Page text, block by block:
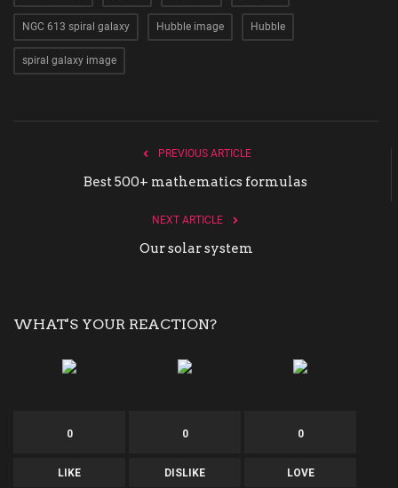
NGC 613 spiral galaxy Hubble image Hubble
spiral galaxy image
PREVIOUS ARTICLE
Best 500+ mathematics formulas
NEXT ARTICLE
Our solar system
WHAT'S YOUR REACTION?
0
LIKE
0
DISLIKE
0
LOVE